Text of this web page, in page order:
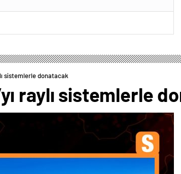
sistemlerle donatacak
raylı sistemlerle